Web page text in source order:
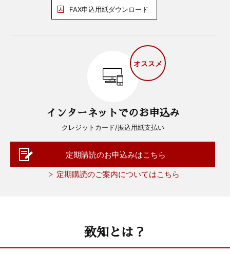
FAX申込用紙ダウンロード
オススメ
インターネットでのお申込み
クレジットカード/振込用紙支払い
定期購読のお申込みはこちら
定期購読のご案内についてはこちら
致知とは？